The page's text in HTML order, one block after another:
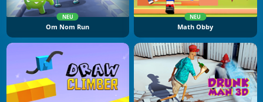
NEU
Om Nom Run
NEU
Math Obby